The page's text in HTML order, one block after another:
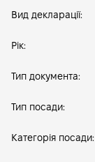
Вид декларації:
Рік:
Тип документа:
Тип посади:
Категорія посади: